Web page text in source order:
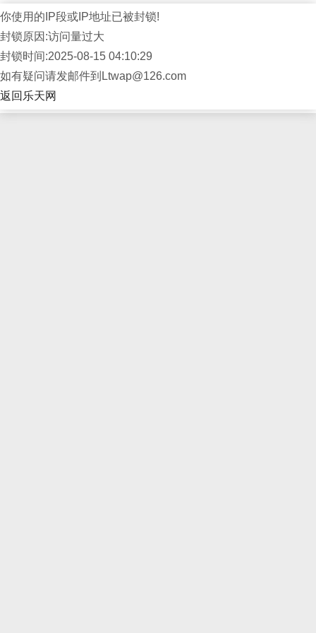
你使用的IP段或IP地址已被封锁!
封锁原因:访问量过大
封锁时间:2025-08-15 04:10:29
如有疑问请发邮件到Ltwap@126.com
返回乐天网